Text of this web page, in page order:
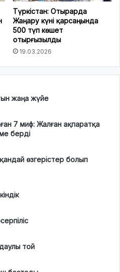
Түркістан: Отырарда
Жаңару күні қарсаңында
500 түп көшет
отырғызылды
19.03.2026
жаңа жүйе
7 миф: Жалған ақпаратқа
берді
өзгерістер болып
той